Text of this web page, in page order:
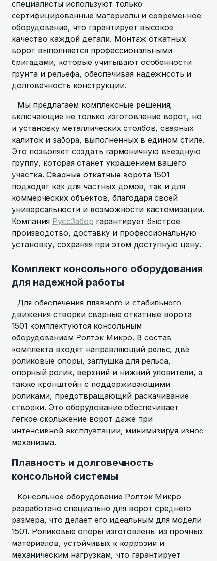
специалисты используют только
сертифицированные материалы и современное
оборудование, что гарантирует высокое
качество каждой детали. Монтаж откатных
ворот выполняется профессиональными
бригадами, которые учитывают особенности
грунта и рельефа, обеспечивая надежность и
долговечность конструкции.
Мы предлагаем комплексные решения,
включающие не только изготовление ворот, но
и установку металлических столбов, сварных
калиток и забора, выполненных в едином стиле.
Это позволяет создать гармоничную въездную
группу, которая станет украшением вашего
участка. Сварные откатные ворота 1501
подходят как для частных домов, так и для
коммерческих объектов, благодаря своей
универсальности и возможности кастомизации.
Компания РуссЗабор гарантирует быстрое
производство, доставку и профессиональную
установку, сохраняя при этом доступную цену.
Комплект консольного оборудования
для надежной работы
Для обеспечения плавного и стабильного
движения створки сварные откатные ворота
1501 комплектуются консольным
оборудованием Ролтэк Микро. В состав
комплекта входят направляющий рельс, две
роликовые опоры, заглушка для рельса,
опорный ролик, верхний и нижний уловители, а
также кронштейн с поддерживающими
роликами, предотвращающий раскачивание
створки. Это оборудование обеспечивает
легкое скольжение ворот даже при
интенсивной эксплуатации, минимизируя износ
механизма.
Плавность и долговечность
консольной системы
Консольное оборудование Ролтэк Микро
разработано специально для ворот среднего
размера, что делает его идеальным для модели
1501. Роликовые опоры изготовлены из прочных
материалов, устойчивых к коррозии и
механическим нагрузкам, что гарантирует